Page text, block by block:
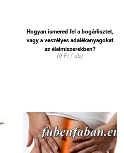
Hogyan ismered fel a bogárlisztet,
vagy a veszélyes adalékanyagokat
az élelmiszerekben?
(0 Ft / db)